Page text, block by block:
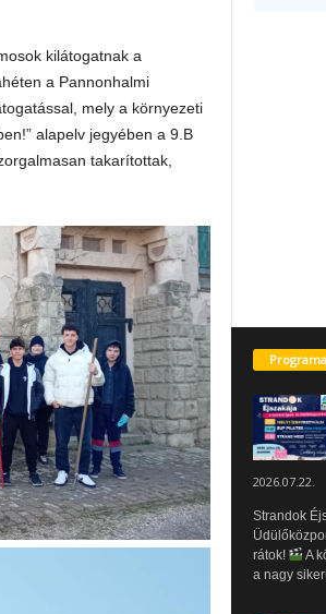
kilátogatnak a
a Pannonhalmi
mely a környezeti
alapelv jegyében a 9.B
takarítottak,
2026.07.22.
Strandok
rátok!
A
a nagy